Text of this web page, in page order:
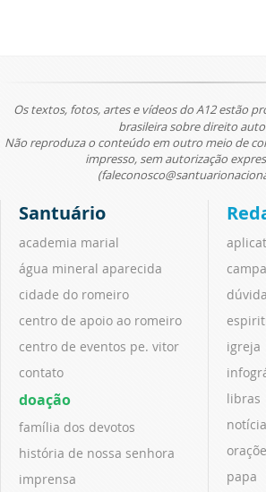
Os textos, fotos, artes e vídeos do A12 estão
brasileira sobre direito
Não reproduza o conteúdo em outro meio de
impresso, sem autorização
Santuário
academia marial
água mineral aparecida
cidade do romeiro
centro de apoio ao romeiro
centro de eventos pe. vitor
contato
doação
família dos devotos
história de nossa senhora
imprensa
igreja
libras
papa